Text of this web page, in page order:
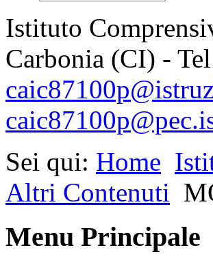
Istituto
Carbonia (CI) -
Sei qui: Home
Altri Contenuti
Menu Principale